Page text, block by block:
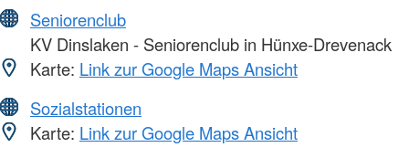
Seniorenclub
KV Dinslaken - Seniorenclub in Hünxe-Drevenack
Karte: Link zur Google Maps Ansicht
Sozialstationen
Karte: Link zur Google Maps Ansicht